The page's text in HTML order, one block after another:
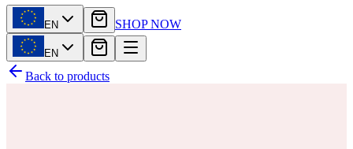
EN SHOP NOW
EN
Back to products